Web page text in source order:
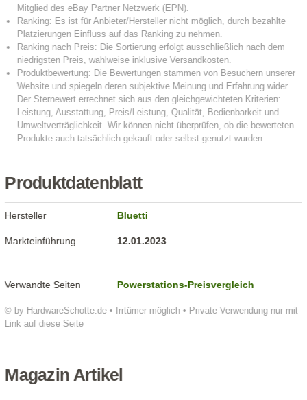
Produktdatenblatt
© by HardwareSchotte.de • Irrtümer möglich • Private Verwendung nur mit
Link auf diese Seite
Hersteller Bluetti
Markteinführung 12.01.2023
Verwandte Seiten Powerstations-Preisvergleich
Magazin Artikel